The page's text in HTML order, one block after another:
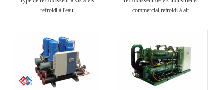
refroidi à l'eau
commercial refroidi à air